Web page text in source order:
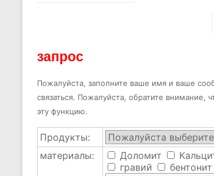
запрос
Пожалуйста, заполните ваше имя и ваше
связаться. Пожалуйста, обратите
эту функцию.
Продукты:
материалы:
Доломит
гравий
бентонит